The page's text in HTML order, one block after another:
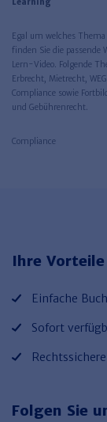
Egal um welches
finden Sie die
Lern-Video. Folgende
Erbrecht, Mietrecht,
Compliance sowie
und Gebührenrecht.
Compliance
Ihre
Einfache
Sofort
Folgen Sie